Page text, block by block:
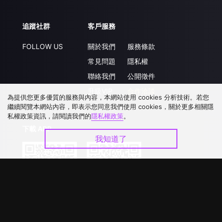
追蹤社群
FOLLOW US
客戶服務
關於我們
常見問題
聯絡我們
服務條款
隱私權
公開徵件
下載 APP
為提供您更多優質的服務與內容，本網站使用 cookies 分析技術。若您
繼續閱覽本網站內容，即表示您同意我們使用 cookies，關於更多相關隱
私權政策資訊，請閱讀我們的隱私權政策。
我知道了